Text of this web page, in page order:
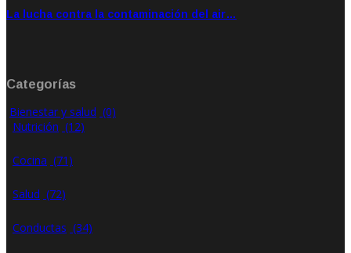
La lucha contra la contaminación del air…
Categorías
Bienestar y salud (0)
Nutrición (12)
Cocina (71)
Salud (72)
Conductas (34)